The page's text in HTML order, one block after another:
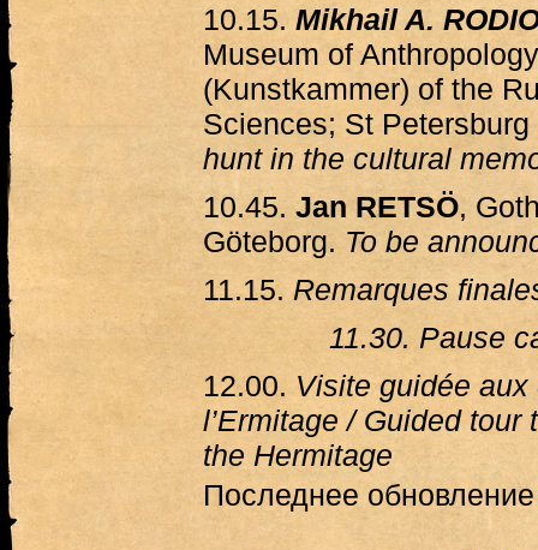
10.15. Mikhail A.
Museum of
(Kunstkammer) of the
Sciences; St
hunt in the cultural
10.45. Jan RETSÖ,
Göteborg. To be
11.15. Remarques
11.30. Pause
12.00. Visite guidée aux
l’Ermitage / Guided
the Hermitage
Последнее